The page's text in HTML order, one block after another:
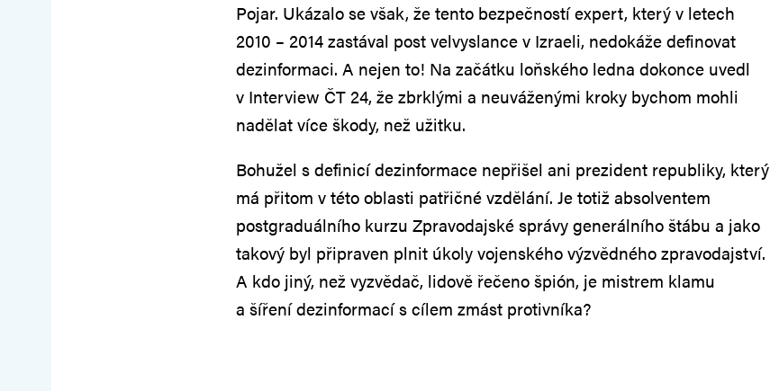
Pojar. Ukázalo se však, že tento bezpečností expert, který v letech
2010 – 2014 zastával post velvyslance v Izraeli, nedokáže definovat
dezinformaci. A nejen to! Na začátku loňského ledna dokonce uvedl
v Interview ČT 24, že zbrklými a neuváženými kroky bychom mohli
nadělat více škody, než užitku.
Bohužel s definicí dezinformace nepřišel ani prezident republiky, který
má přitom v této oblasti patřičné vzdělání. Je totiž absolventem
postgraduálního kurzu Zpravodajské správy generálního štábu a jako
takový byl připraven plnit úkoly vojenského výzvědného zpravodajství.
A kdo jiný, než vyzvědač, lidově řečeno špión, je mistrem klamu
a šíření dezinformací s cílem zmást protivníka?